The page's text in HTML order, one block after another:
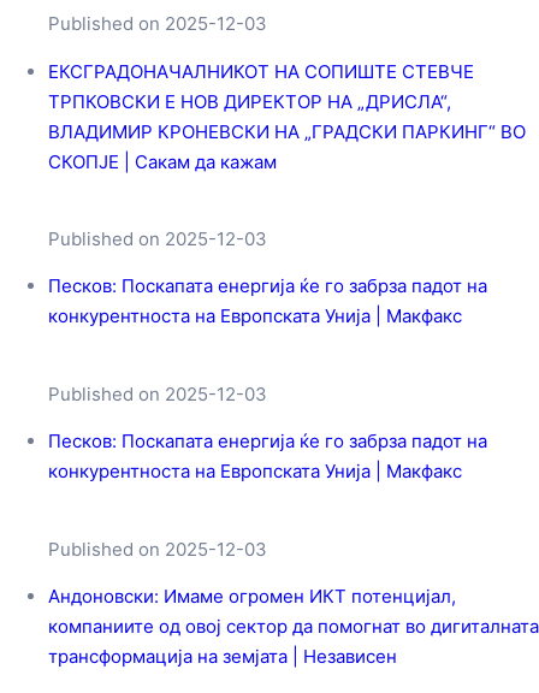
Published on 2025-12-03
ЕКСГРАДОНАЧАЛНИКОТ НА СОПИШТЕ СТЕВЧЕ
ТРПКОВСКИ Е НОВ ДИРЕКТОР НА „ДРИСЛА“,
ВЛАДИМИР КРОНЕВСКИ НА „ГРАДСКИ ПАРКИНГ“ ВО
СКОПЈЕ | Сакам да кажам
Published on 2025-12-03
Песков: Поскапата енергија ќе го забрза падот на
конкурентноста на Европската Унија | Макфакс
Published on 2025-12-03
Песков: Поскапата енергија ќе го забрза падот на
конкурентноста на Европската Унија | Макфакс
Published on 2025-12-03
Андоновски: Имаме огромен ИКТ потенцијал,
компаниите од овој сектор да помогнат во дигиталната
трансформација на земјата | Независен